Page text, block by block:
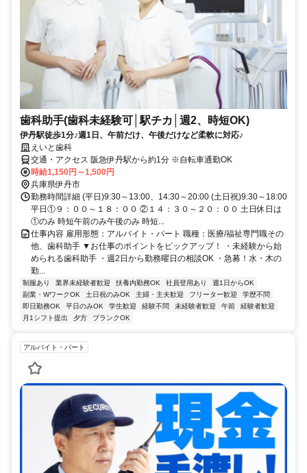
歯科助手(歯科未経験可│駅チカ│週2、時短OK)
伊丹駅徒歩1分♪週1日、午前だけ、午後だけなど柔軟に対応♪
えいと歯科
交通・アクセス 阪急伊丹駅から約1分 ※自転車通勤OK
時給1,150円～1,500円
兵庫県伊丹市
勤務時間詳細 (平日)9:30～13:00、14:30～20:00 (土日祝)9:30～18:00
平日①９：００～１８：００ ②１４：３０～２０：００ 土日休日は
①のみ 時短午前のみ午後のみ 時短...
仕事内容 雇用形態：アルバイト・パート 職種：医療/福祉専門職その
他、歯科助手 ▼お仕事のポイントをピックアップ！ ・未経験から始
められる歯科助手 ・週2日から勤務曜日の相談OK ・急募！水・木の
勤...
制服あり 業界未経験者歓迎 扶養内勤務OK 社員登用あり
週1日からOK
副業・WワークOK
土日祝のみOK 主婦・主夫歓迎 フリーター歓迎
学歴不問
即日勤務OK
平日のみOK 学生歓迎 経験不問 未経験者歓迎 午前
経験者歓迎
月1シフト提出
夕方 ブランクOK
アルバイト・パート